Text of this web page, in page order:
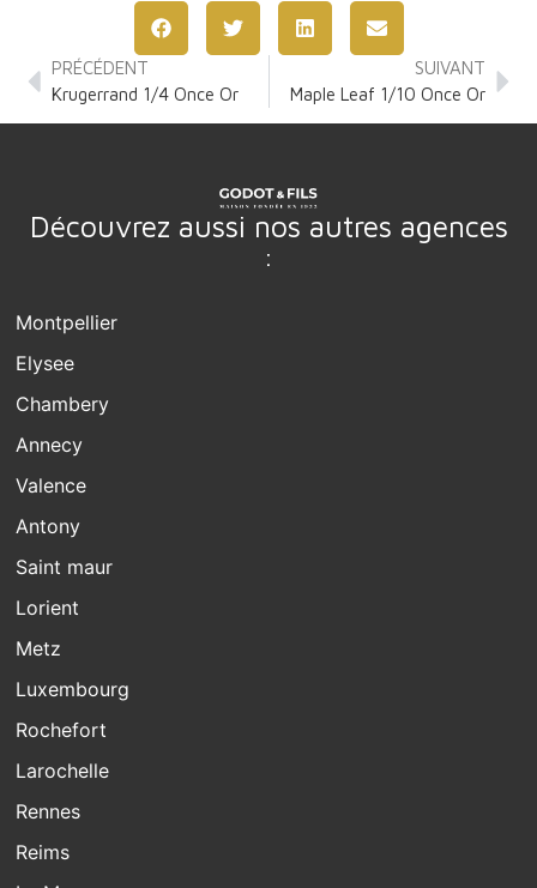
PRÉCÉDENT
Krugerrand 1/4 Once Or
SUIVANT
Maple Leaf 1/10 Once Or
Découvrez aussi nos autres agences
:
Montpellier
Elysee
Chambery
Annecy
Valence
Antony
Saint maur
Lorient
Metz
Luxembourg
Rochefort
Larochelle
Rennes
Reims